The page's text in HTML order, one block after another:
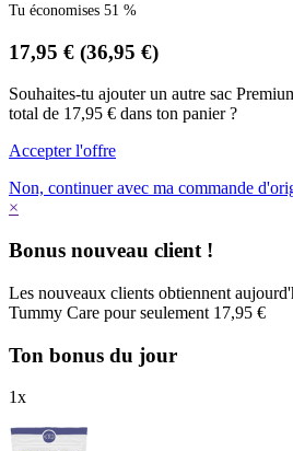
Tu économises 51 %
17,95 € (36,95 €)
Souhaites-tu ajouter un autre sac
total de 17,95 € dans ton panier ?
Accepter l'offre
Non, continuer avec ma commande
×
Bonus nouveau client !
Les nouveaux clients obtiennent
Tummy Care pour seulement 17,95 €
Ton bonus du jour
1x